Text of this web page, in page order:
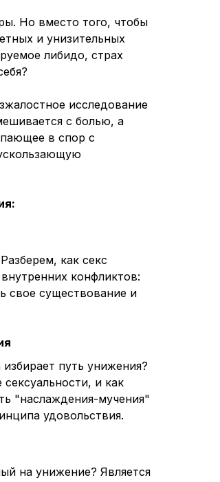
Но вместо того, чтобы
и унизительных
либидо, страх
исследование
с болью, а
в спор с
как секс
конфликтов:
свое существование и
путь унижения?
и как
"наслаждения-мучения"
удовольствия.
на унижение? Является